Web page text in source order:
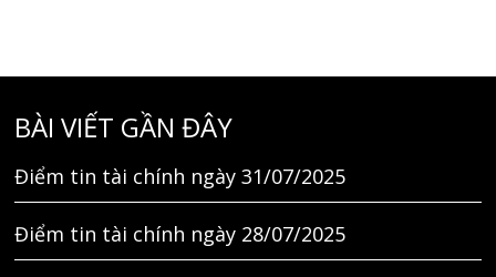
BÀI VIẾT GẦN ĐÂY
Điểm tin tài chính ngày 31/07/2025
Điểm tin tài chính ngày 28/07/2025